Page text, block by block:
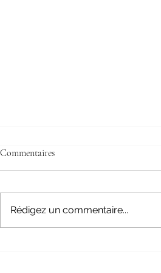
Commentaires
Rédigez un commentaire...